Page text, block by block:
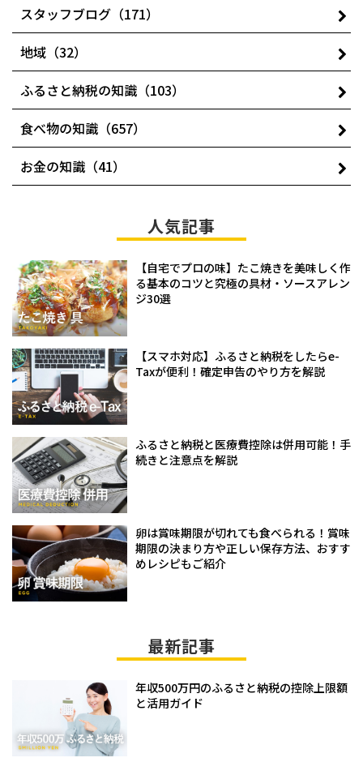
スタッフブログ（171）
地域（32）
ふるさと納税の知識（103）
食べ物の知識（657）
お金の知識（41）
人気記事
【自宅でプロの味】たこ焼きを美味しく作
る基本のコツと究極の具材・ソースアレン
ジ30選
【スマホ対応】ふるさと納税をしたらe-
Taxが便利！確定申告のやり方を解説
ふるさと納税と医療費控除は併用可能！手
続きと注意点を解説
卵は賞味期限が切れても食べられる！賞味
期限の決まり方や正しい保存方法、おすす
めレシピもご紹介
最新記事
年収500万円のふるさと納税の控除上限額
と活用ガイド